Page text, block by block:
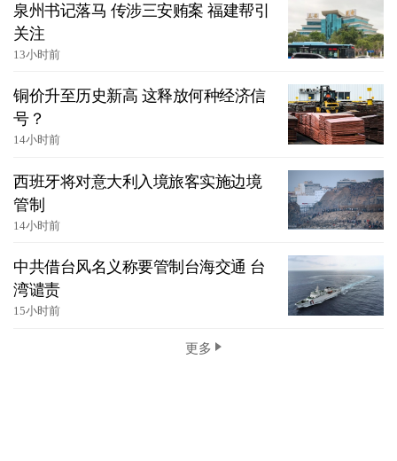
泉州书记落马 传涉三安贿案 福建帮引
关注
13小时前
铜价升至历史新高 这释放何种经济信
号？
14小时前
西班牙将对意大利入境旅客实施边境
管制
14小时前
中共借台风名义称要管制台海交通 台
湾谴责
15小时前
更多